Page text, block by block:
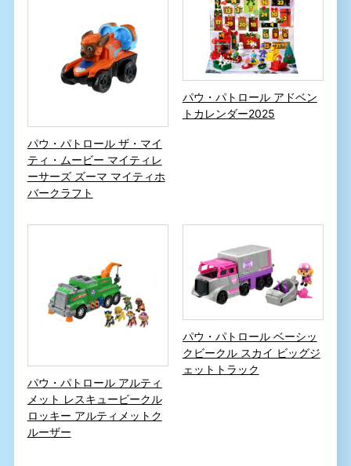
パウ・パトロール ザ・マイ
ティ・ムービー マイティレ
ーサーズ ズーマ マイティホ
バークラフト
パウ・パトロール アドベン
トカレンダー2025
パウ・パトロール アルティ
メット レスキュービークル
ロッキー アルティメットク
ルーザー
パウ・パトロール ベーシッ
クビークル スカイ ビッグジ
ェットトラック